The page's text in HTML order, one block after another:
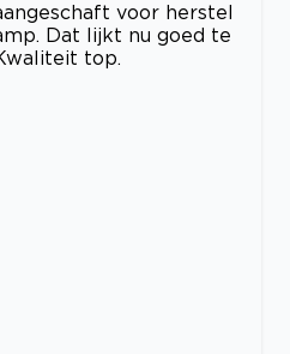
voor herstel
Dat lijkt nu goed te
top.